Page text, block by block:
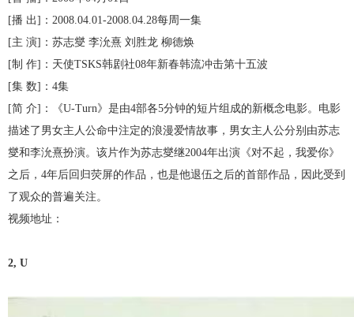
[播 出]：2008.04.01-2008.04.28每周一集
[主 演]：苏志燮 李沇熹 刘胜龙 柳德焕
[制 作]：天使TSKS韩剧社08年新春韩流冲击第十五波
[集 数]：4集
[简 介]：《U-Turn》是由4部各5分钟的短片组成的新概念电影。电影
描述了男女主人公命中注定的浪漫爱情故事，男女主人公分别由苏志
燮和李沇熹扮演。该片作为苏志燮继2004年出演《对不起，我爱你》
之后，4年后回归荧屏的作品，也是他退伍之后的首部作品，因此受到
了观众的普遍关注。
视频地址：
2, U